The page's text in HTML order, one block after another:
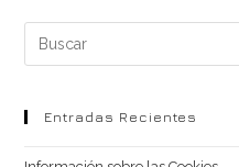
Buscar
en
webEntradas Recientes